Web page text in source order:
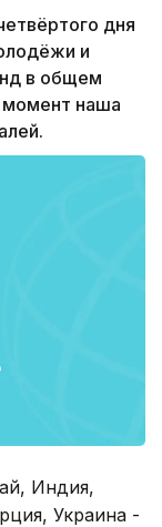
дня
и
в общем
момент наша
Индия,
Украина -